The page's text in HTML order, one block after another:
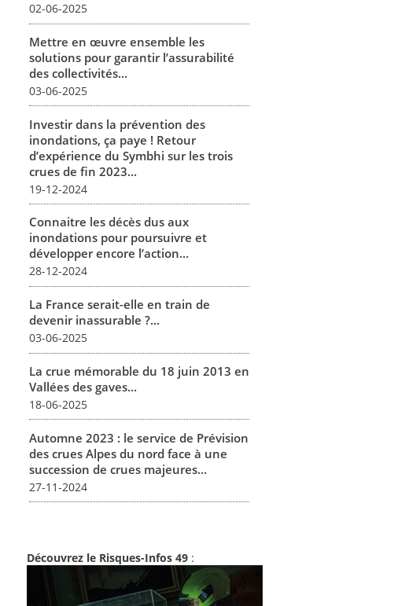
02-06-2025
Mettre en œuvre ensemble les
solutions pour garantir l’assurabilité
des collectivités...
03-06-2025
Investir dans la prévention des
inondations, ça paye ! Retour
d’expérience du Symbhi sur les trois
crues de fin 2023...
19-12-2024
Connaitre les décès dus aux
inondations pour poursuivre et
développer encore l’action...
28-12-2024
La France serait-elle en train de
devenir inassurable ?...
03-06-2025
La crue mémorable du 18 juin 2013 en
Vallées des gaves...
18-06-2025
Automne 2023 : le service de Prévision
des crues Alpes du nord face à une
succession de crues majeures...
27-11-2024
Découvrez le Risques-Infos 49 :